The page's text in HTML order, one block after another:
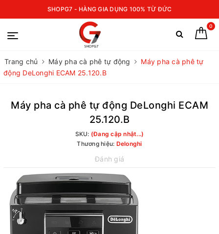
SHOPG7 - HÀNG GIA DỤNG 100% TỪ ĐỨC
0
Trang chủ Máy pha cà phê tự động
Máy pha cà phê tự
động DeLonghi ECAM 25.120.B
Máy pha cà phê tự động DeLonghi ECAM
25.120.B
SKU: (Đang cập nhật...)
Thương hiệu: Delonghi
Đánh giá